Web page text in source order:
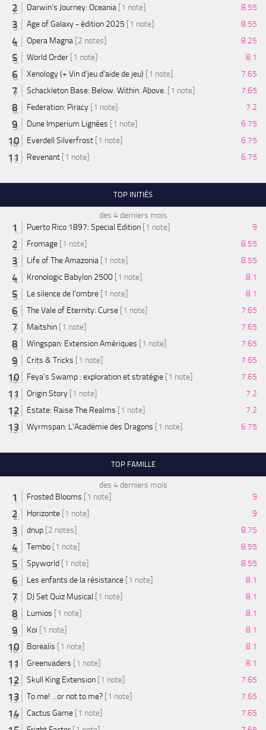
Darwin's Journey: Oceania [1 note]
8.55
Age of Galaxy - édition 2025 [1 note]
8.55
Opera Magna [2 notes]
8.25
World Order [1 note]
8.1
Xenology (+ Vin d'jeu d'aide de jeu) [1 note]
7.65
Schackleton Base: Below. Within. Above. [1 note]
7.65
Federation: Piracy [1 note]
7.2
Dune Imperium Lignées [1 note]
6.75
Everdell Silverfrost [1 note]
6.75
Revenant [1 note] 6.75
TOP INITIÉS
des 4 derniers mois
Puerto Rico 1897: Special Edition [1 note]
9
Fromage [1 note]
8.55
Life of The Amazonia [1 note]
8.55
Kronologic Babylon 2500 [1 note]
8.1
Le silence de l'ombre [1 note]
8.1
The Vale of Eternity: Curse [1 note]
7.65
Maitshin [1 note]
7.65
Wingspan: Extension Amériques [1 note]
7.65
Crits & Tricks [1 note]
7.65
Feya’s Swamp : exploration et stratégie [1 note]
7.65
Origin Story [1 note]
7.2
Estate: Raise The Realms [1 note]
7.2
Wyrmspan: L'Académie des Dragons [1 note] 6.75
TOP FAMILLE
des 4 derniers mois
Frosted Blooms [1 note]
9
Horizonte [1 note]
9
dnup [2 notes]
8.75
Tembo [1 note]
8.55
Spyworld [1 note]
8.55
Les enfants de la résistance [1 note]
8.1
DJ Set Quiz Musical [1 note]
8.1
Lumios [1 note]
8.1
Koi [1 note]
8.1
Borealis [1 note]
8.1
Greenvaders [1 note]
8.1
Skull King Extension [1 note]
7.65
To me! ...or not to me? [1 note]
7.65
Cactus Game [1 note]
7.65